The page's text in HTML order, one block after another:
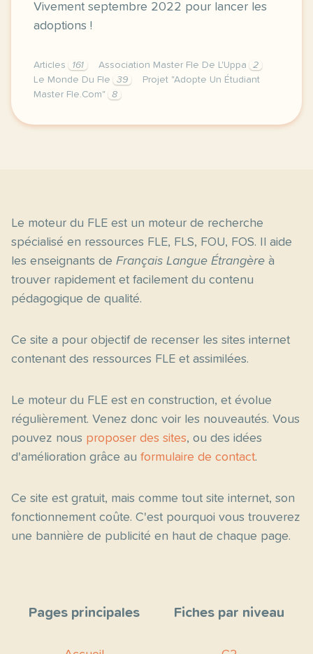
Vivement septembre 2022 pour lancer les
adoptions !
Articles 161 Association Master Fle De L'Uppa
2
Le Monde Du Fle
39
Projet "Adopte Un Étudiant
Master Fle.Com"
8
merci a nos adoptants qui sont interesses par
Le moteur du FLE est un moteur de recherche
spécialisé en ressources FLE, FLS, FOU, FOS. Il aide
les enseignants de Français Langue Étrangère à
trouver rapidement et facilement du contenu
pédagogique de qualité.
Ce site a pour objectif de recenser les sites internet
contenant des ressources FLE et assimilées.
Le moteur du FLE est en construction, et évolue
régulièrement. Venez donc voir les nouveautés. Vous
pouvez nous proposer des sites, ou des idées
d'amélioration grâce au formulaire de contact.
Ce site est gratuit, mais comme tout site internet, son
fonctionnement coûte. C'est pourquoi vous trouverez
une bannière de publicité en haut de chaque page.
Pages principales Fiches par niveau